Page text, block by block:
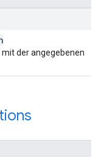
der angegebenen